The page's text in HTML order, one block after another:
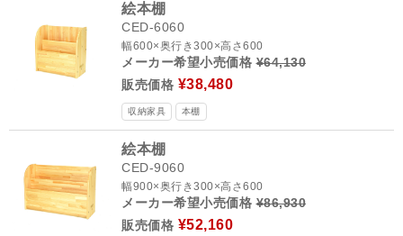
絵本棚
CED-6060
幅600×奥行き300×高さ600
メーカー希望小売価格¥64,130
販売価格 ¥38,480
収納家具 本棚
絵本棚
CED-9060
幅900×奥行き300×高さ600
メーカー希望小売価格¥86,930
販売価格 ¥52,160